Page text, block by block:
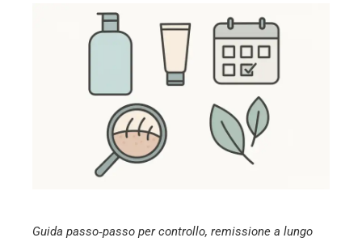
Guida passo‑passo per controllo, remissione a lungo